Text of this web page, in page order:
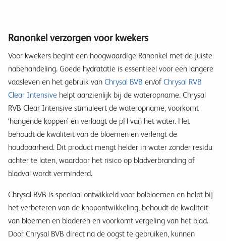
Ranonkel verzorgen voor kwekers
Voor kwekers begint een hoogwaardige Ranonkel met de juiste
nabehandeling. Goede hydratatie is essentieel voor een langere
vaasleven en het gebruik van Chrysal BVB en/ofChrysal RVB
Clear Intensive helpt aanzienlijk bij de wateropname. Chrysal
RVB Clear Intensive stimuleert de wateropname, voorkomt
‘hangende koppen’ en verlaagt de pH van het water. Het
behoudt de kwaliteit van de bloemen en verlengt de
houdbaarheid. Dit product mengt helder in water zonder residu
achter te laten, waardoor het risico op bladverbranding of
bladval wordt verminderd.
Chrysal BVB is speciaal ontwikkeld voor bolbloemen en helpt bij
het verbeteren van de knopontwikkeling, behoudt de kwaliteit
van bloemen en bladeren en voorkomt vergeling van het blad.
Door Chrysal BVB direct na de oogst te gebruiken, kunnen